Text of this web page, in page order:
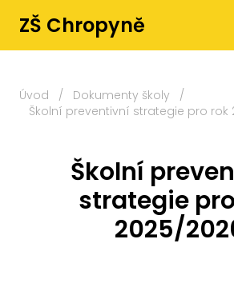
ZŠ Chropyně
Úvod / Dokumenty školy
/
Školní preventivní strategie pro rok
Školní
strategie
2025/